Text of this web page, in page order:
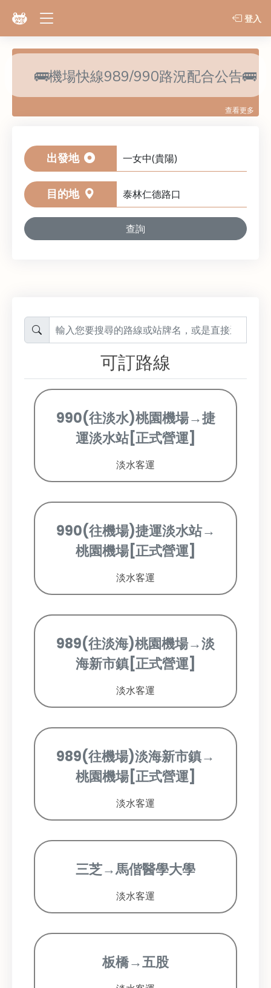
登入
🚌機場快線989/990路況配合公告🚌
✈️機場快線 8/6-8/7 配合演習改道📣
⚠️防詐騙宣導公告⚠️
查看更多
出發地
目的地
查詢
可訂路線
990(往淡水)桃園機場→捷
運淡水站[正式營運]
淡水客運
990(往機場)捷運淡水站→
桃園機場[正式營運]
淡水客運
989(往淡海)桃園機場→淡
海新市鎮[正式營運]
淡水客運
989(往機場)淡海新市鎮→
桃園機場[正式營運]
淡水客運
三芝→馬偕醫學大學
淡水客運
板橋→五股